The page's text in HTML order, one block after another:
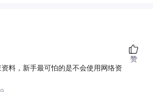
料，新手最可怕的是不会使用网络资
赞